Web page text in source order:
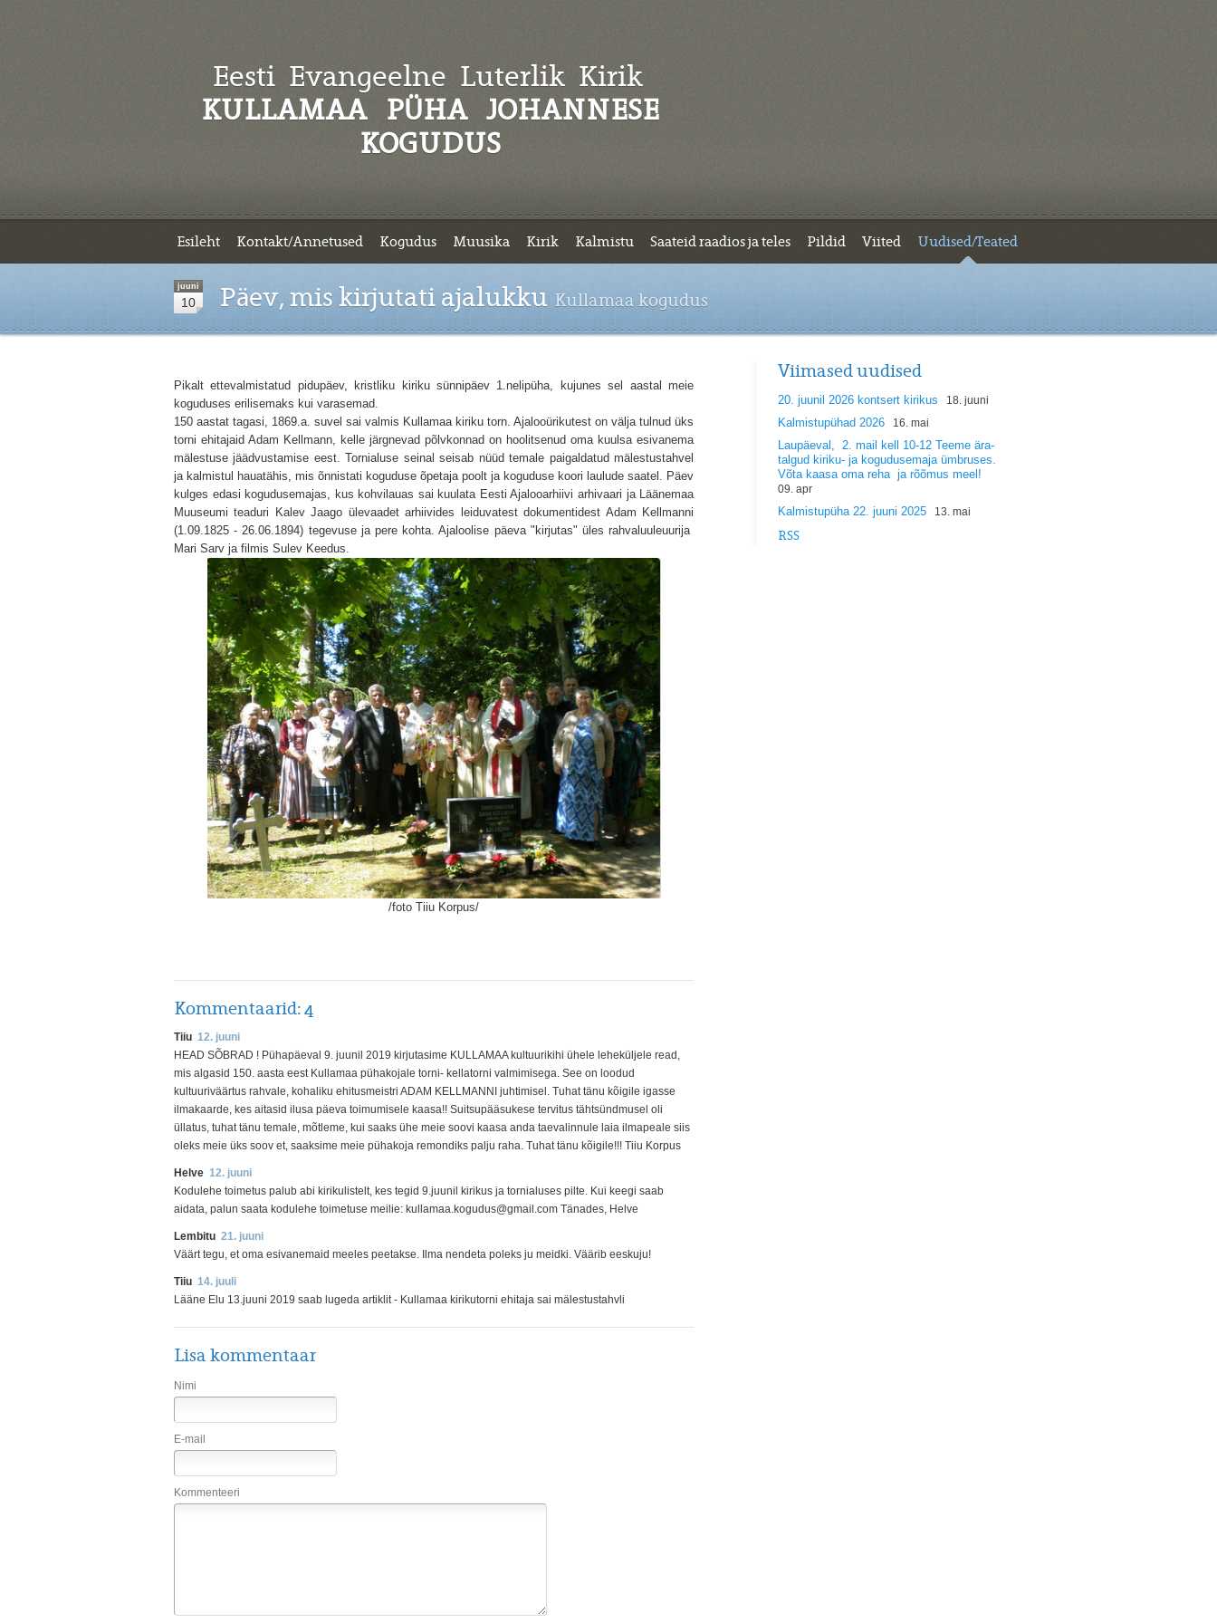
Eesti Evangeelne Luterlik Kirik
KULLAMAA PÜHA JOHANNESE
KOGUDUS
Esileht Kontakt/Annetused Kogudus Muusika Kirik Kalmistu Saateid raadios ja teles Pildid Viited Uudised/Teated
juuni
10 Päev, mis kirjutati ajalukku Kullamaa kogudus
Pikalt ettevalmistatud pidupäev, kristliku kiriku sünnipäev 1.nelipüha, kujunes sel aastal meie
koguduses erilisemaks kui varasemad.
150 aastat tagasi, 1869.a. suvel sai valmis Kullamaa kiriku torn. Ajalooürikutest on välja tulnud üks
torni ehitajaid Adam Kellmann, kelle järgnevad põlvkonnad on hoolitsenud oma kuulsa esivanema
mälestuse jäädvustamise eest. Tornialuse seinal seisab nüüd temale paigaldatud mälestustahvel
ja kalmistul hauatähis, mis õnnistati koguduse õpetaja poolt ja koguduse koori laulude saatel. Päev
kulges edasi kogudusemajas, kus kohvilauas sai kuulata Eesti Ajalooarhiivi arhivaari ja Läänemaa
Muuseumi teaduri Kalev Jaago ülevaadet arhiivides leiduvatest dokumentidest Adam Kellmanni
(1.09.1825 - 26.06.1894) tegevuse ja pere kohta. Ajaloolise päeva "kirjutas" üles rahvaluuleuurija
Mari Sarv ja filmis Sulev Keedus.
/foto Tiiu Korpus/
Kommentaarid:4
Tiiu 12. juuni
HEAD SÕBRAD ! Pühapäeval 9. juunil 2019 kirjutasime KULLAMAA kultuurikihi ühele leheküljele read,
mis algasid 150. aasta eest Kullamaa pühakojale torni- kellatorni valmimisega. See on loodud
kultuuriväärtus rahvale, kohaliku ehitusmeistri ADAM KELLMANNI juhtimisel. Tuhat tänu kõigile igasse
ilmakaarde, kes aitasid ilusa päeva toimumisele kaasa!! Suitsupääsukese tervitus tähtsündmusel oli
üllatus, tuhat tänu temale, mõtleme, kui saaks ühe meie soovi kaasa anda taevalinnule laia ilmapeale siis
oleks meie üks soov et, saaksime meie pühakoja remondiks palju raha. Tuhat tänu kõigile!!! Tiiu Korpus
Helve 12. juuni
Kodulehe toimetus palub abi kirikulistelt, kes tegid 9.juunil kirikus ja tornialuses pilte. Kui keegi saab
aidata, palun saata kodulehe toimetuse meilie: kullamaa.kogudus@gmail.com Tänades, Helve
Lembitu 21. juuni
Väärt tegu, et oma esivanemaid meeles peetakse. Ilma nendeta poleks ju meidki. Väärib eeskuju!
Tiiu 14. juuli
Lääne Elu 13.juuni 2019 saab lugeda artiklit - Kullamaa kirikutorni ehitaja sai mälestustahvli
Lisa kommentaar
Nimi
E-mail
Kommenteeri
Viimased uudised
20. juunil 2026 kontsert kirikus 18. juuni
Kalmistupühad 2026 16. mai
Laupäeval, 2. mail kell 10-12 Teeme ära-
talgud kiriku- ja kogudusemaja ümbruses.
Võta kaasa oma reha ja rõõmus meel!
09. apr
Kalmistupüha 22. juuni 2025 13. mai
RSS